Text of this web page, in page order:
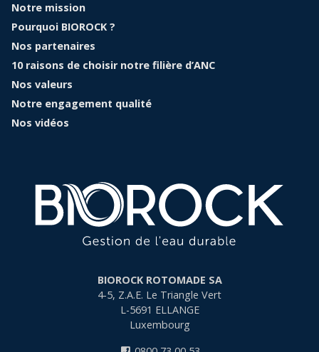
Notre mission
Pourquoi BIOROCK ?
Nos partenaires
10 raisons de choisir notre filière d’ANC
Nos valeurs
Notre engagement qualité
Nos vidéos
BIOROCK ROTOMADE SA
4-5, Z.A.E. Le Triangle Vert
L-5691 ELLANGE
Luxembourg